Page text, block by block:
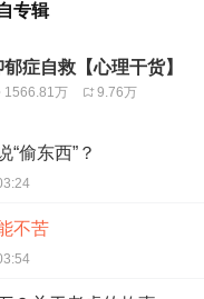
松一整天
新书《情绪自救》，让
来解决~
症的自我疗愈治疗方法
接全新的自己。
专辑
郁症自救【心理干货】
1566.81万 9.76万
“偷东西”？
不苦